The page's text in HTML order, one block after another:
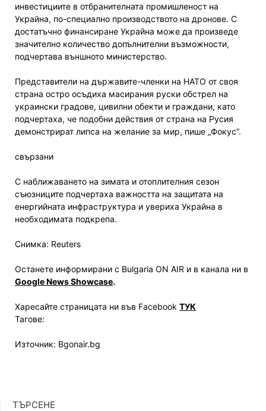
инвестициите в отбранителната промишленост на
Украйна, по-специално производството на дронове. С
достатъчно финансиране Украйна може да произведе
значително количество допълнителни възможности,
подчертава външното министерство.
Представители на държавите-членки на НАТО от своя
страна остро осъдиха масирания руски обстрел на
украински градове, цивилни обекти и граждани, като
подчертаха, че подобни действия от страна на Русия
демонстрират липса на желание за мир, пише „Фокус“.
свързани
С наближаването на зимата и отоплителния сезон
съюзниците подчертаха важността на защитата на
енергийната инфраструктура и увериха Украйна в
необходимата подкрепа.
Снимка: Reuters
Останете информирани с Bulgaria ON AIR и в канала ни в
Google News Showcase.
Харесайте страницата ни във Facebook ТУК
Тагове:
Източник: Bgonair.bg
ТЪРСЕНЕ